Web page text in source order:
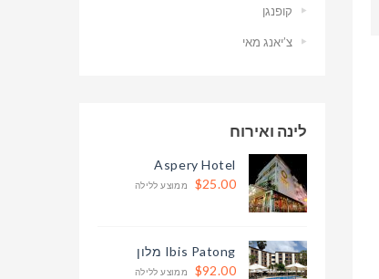
קופנגן
צ’יאנג מאי
לינה ואירוח
Aspery Hotel
$25.00
ממוצע ללילה
Ibis Patong מלון
$92.00
ממוצע ללילה